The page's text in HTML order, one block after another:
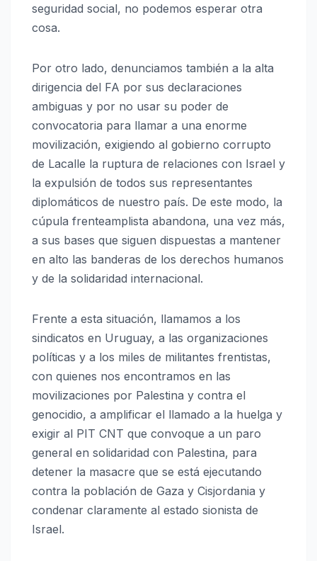
seguridad social, no podemos esperar otra
cosa.
Por otro lado, denunciamos también a la alta
dirigencia del FA por sus declaraciones
ambiguas y por no usar su poder de
convocatoria para llamar a una enorme
movilización, exigiendo al gobierno corrupto
de Lacalle la ruptura de relaciones con Israel y
la expulsión de todos sus representantes
diplomáticos de nuestro país. De este modo, la
cúpula frenteamplista abandona, una vez más,
a sus bases que siguen dispuestas a mantener
en alto las banderas de los derechos humanos
y de la solidaridad internacional.
Frente a esta situación, llamamos a los
sindicatos en Uruguay, a las organizaciones
políticas y a los miles de militantes frentistas,
con quienes nos encontramos en las
movilizaciones por Palestina y contra el
genocidio, a amplificar el llamado a la huelga y
exigir al PIT CNT que convoque a un paro
general en solidaridad con Palestina, para
detener la masacre que se está ejecutando
contra la población de Gaza y Cisjordania y
condenar claramente al estado sionista de
Israel.